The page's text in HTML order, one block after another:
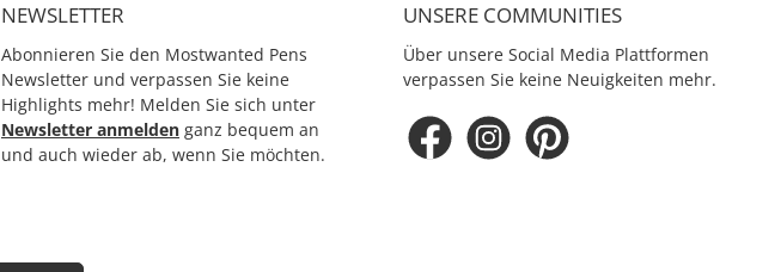
NEWSLETTER
Abonnieren Sie den Mostwanted Pens
Newsletter und verpassen Sie keine
Highlights mehr! Melden Sie sich unter
Newsletter anmelden ganz bequem an
und auch wieder ab, wenn Sie möchten.
UNSERE COMMUNITIES
Über unsere Social Media Plattformen
verpassen Sie keine Neuigkeiten mehr.